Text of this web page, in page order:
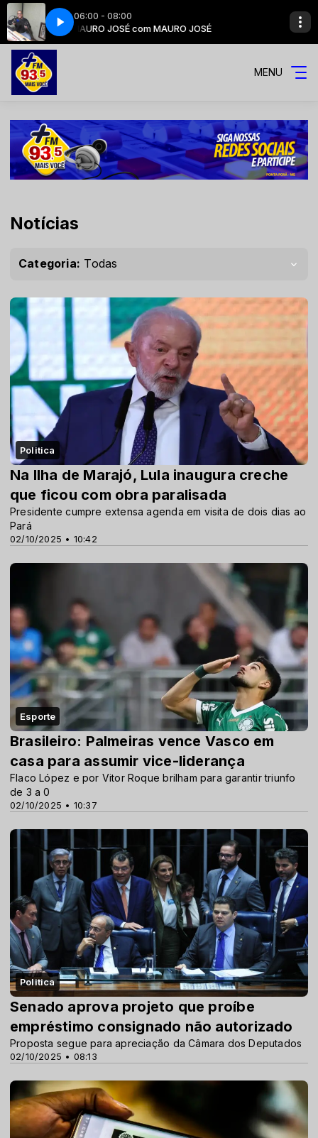
06:00 - 08:00
MAURO JOSÉ com MAURO JOSÉ
PADRE PEDRO FAUSTINO
MENU
Notícias
Categoria: Todas
Politica
02/10/2025 • 10:42
Na Ilha de Marajó, Lula inaugura creche
que ficou com obra paralisada
Presidente cumpre extensa agenda em visita de dois dias ao
Pará
Esporte
02/10/2025 • 10:37
Brasileiro: Palmeiras vence Vasco em
casa para assumir vice-liderança
Flaco López e por Vitor Roque brilham para garantir triunfo
de 3 a 0
Politica
02/10/2025 • 08:13
Senado aprova projeto que proíbe
empréstimo consignado não autorizado
Proposta segue para apreciação da Câmara dos Deputados